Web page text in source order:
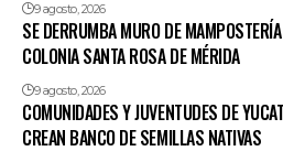
9 agosto, 2026
SE DERRUMBA MURO DE
COLONIA SANTA ROSA DE MÉRIDA
9 agosto, 2026
COMUNIDADES Y JUVENTUDES DE
CREAN BANCO DE SEMILLAS NATIVAS